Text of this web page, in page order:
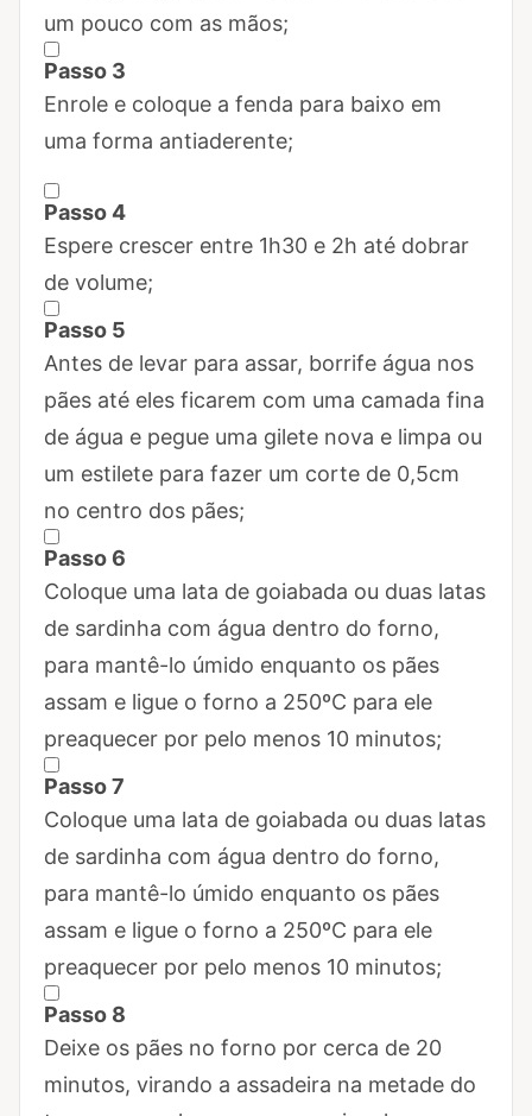
um pouco com as mãos;
Passo 3
Marcar Passo 3 como concluído
Enrole e coloque a fenda para baixo em
uma forma antiaderente;
Passo 4
Marcar Passo 4 como concluído
Espere crescer entre 1h30 e 2h até dobrar
de volume;
Passo 5
Marcar Passo 5 como concluído
Antes de levar para assar, borrife água nos
pães até eles ficarem com uma camada fina
de água e pegue uma gilete nova e limpa ou
um estilete para fazer um corte de 0,5cm
no centro dos pães;
Passo 6
Marcar Passo 6 como concluído
Coloque uma lata de goiabada ou duas latas
de sardinha com água dentro do forno,
para mantê-lo úmido enquanto os pães
assam e ligue o forno a 250ºC para ele
preaquecer por pelo menos 10 minutos;
Passo 7
Marcar Passo 7 como concluído
Coloque uma lata de goiabada ou duas latas
de sardinha com água dentro do forno,
para mantê-lo úmido enquanto os pães
assam e ligue o forno a 250ºC para ele
preaquecer por pelo menos 10 minutos;
Passo 8
Marcar Passo 8 como concluído
Deixe os pães no forno por cerca de 20
minutos, virando a assadeira na metade do